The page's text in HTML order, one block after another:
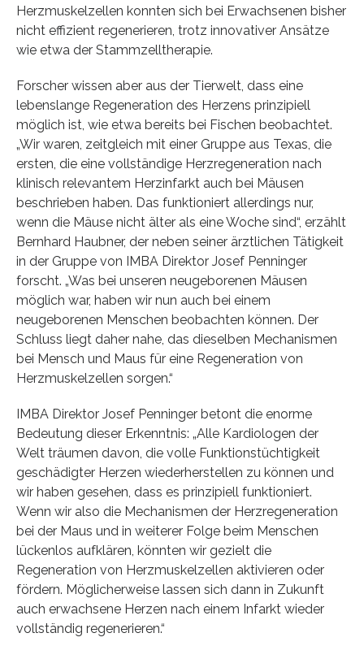
Herzmuskelzellen konnten sich bei Erwachsenen bisher
nicht effizient regenerieren, trotz innovativer Ansätze
wie etwa der Stammzelltherapie.
Forscher wissen aber aus der Tierwelt, dass eine
lebenslange Regeneration des Herzens prinzipiell
möglich ist, wie etwa bereits bei Fischen beobachtet.
„Wir waren, zeitgleich mit einer Gruppe aus Texas, die
ersten, die eine vollständige Herzregeneration nach
klinisch relevantem Herzinfarkt auch bei Mäusen
beschrieben haben. Das funktioniert allerdings nur,
wenn die Mäuse nicht älter als eine Woche sind“, erzählt
Bernhard Haubner, der neben seiner ärztlichen Tätigkeit
in der Gruppe von IMBA Direktor Josef Penninger
forscht. „Was bei unseren neugeborenen Mäusen
möglich war, haben wir nun auch bei einem
neugeborenen Menschen beobachten können. Der
Schluss liegt daher nahe, das dieselben Mechanismen
bei Mensch und Maus für eine Regeneration von
Herzmuskelzellen sorgen.“
IMBA Direktor Josef Penninger betont die enorme
Bedeutung dieser Erkenntnis: „Alle Kardiologen der
Welt träumen davon, die volle Funktionstüchtigkeit
geschädigter Herzen wiederherstellen zu können und
wir haben gesehen, dass es prinzipiell funktioniert.
Wenn wir also die Mechanismen der Herzregeneration
bei der Maus und in weiterer Folge beim Menschen
lückenlos aufklären, könnten wir gezielt die
Regeneration von Herzmuskelzellen aktivieren oder
fördern. Möglicherweise lassen sich dann in Zukunft
auch erwachsene Herzen nach einem Infarkt wieder
vollständig regenerieren.“